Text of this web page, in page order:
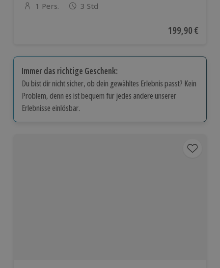
Anzahl der Teilnehmer
1 Pers. 3 Std
Aktueller Preis
199,90 €
Immer das richtige Geschenk:
Du bist dir nicht sicher, ob dein gewähltes Erlebnis passt? Kein
Problem, denn es ist bequem für jedes andere unserer
Erlebnisse einlösbar.